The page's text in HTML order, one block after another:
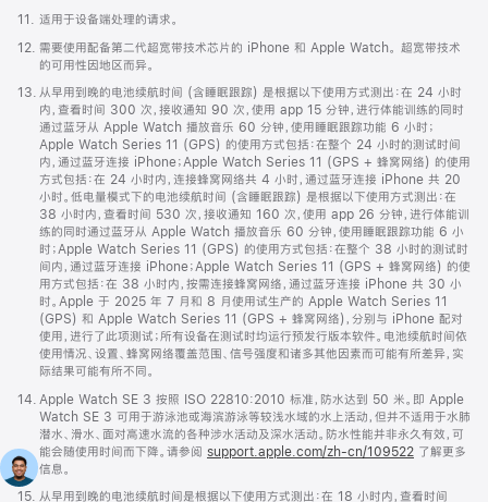
脚
11. 适用于设备端处理的请求。
脚
12. 需要使用配备第二代超宽带技术芯片的 iPhone 和 Apple Watch。 超宽带技术
的可用性因地区而异。
脚
13.
从早用到晚的电池续航时间 (含睡眠跟踪) 是根据以下使用方式测出：在 24 小时
内，查看时间 300 次，接收通知 90 次，使用 app 15 分钟，进行体能训练的同时
通过蓝牙从 Apple Watch 播放音乐 60 分钟，使用睡眠跟踪功能 6 小时；
Apple Watch Series 11 (GPS) 的使用方式包括：在整个 24 小时的测试时间
内，通过蓝牙连接 iPhone；Apple Watch Series 11 (GPS + 蜂窝网络) 的使用
方式包括：在 24 小时内，连接蜂窝网络共 4 小时，通过蓝牙连接 iPhone 共 20
小时。低电量模式下的电池续航时间 (含睡眠跟踪) 是根据以下使用方式测出：在
38 小时内，查看时间 530 次，接收通知 160 次，使用 app 26 分钟，进行体能训
练的同时通过蓝牙从 Apple Watch 播放音乐 60 分钟，使用睡眠跟踪功能 6 小
时；Apple Watch Series 11 (GPS) 的使用方式包括：在整个 38 小时的测试时
间内，通过蓝牙连接 iPhone；Apple Watch Series 11 (GPS + 蜂窝网络) 的使
用方式包括：在 38 小时内，按需连接蜂窝网络，通过蓝牙连接 iPhone 共 30 小
时。Apple 于 2025 年 7 月和 8 月使用试生产的 Apple Watch Series 11
(GPS) 和 Apple Watch Series 11 (GPS + 蜂窝网络)，分别与 iPhone 配对
使用，进行了此项测试；所有设备在测试时均运行预发行版本软件。电池续航时间依
使用情况、设置、蜂窝网络覆盖范围、信号强度和诸多其他因素而可能有所差异，实
际结果可能有所不同。
脚
14.
Apple Watch SE 3 按照 ISO 22810:2010 标准，防水达到 50 米。即 Apple
Watch SE 3 可用于游泳池或海滨游泳等较浅水域的水上活动，但并不适用于水肺
潜水、滑水、面对高速水流的各种涉水活动及深水活动。防水性能并非永久有效，可
能会随使用时间而下降。请参阅 support.apple.com/zh-cn/109522 了解更多
信息。
脚
15. 从早用到晚的电池续航时间是根据以下使用方式测出：在 18 小时内，查看时间